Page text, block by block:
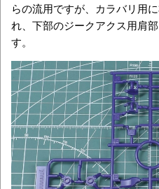
らの流用ですが、カラバリ用
れ、下部のジークアクス用肩
す。